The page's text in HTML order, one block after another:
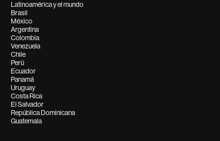
Latinoamérica y el mundo
Brasil
México
Argentina
Colombia
Venezuela
Chile
Perú
Ecuador
Panamá
Uruguay
Costa Rica
El Salvador
República Dominicana
Guatemala